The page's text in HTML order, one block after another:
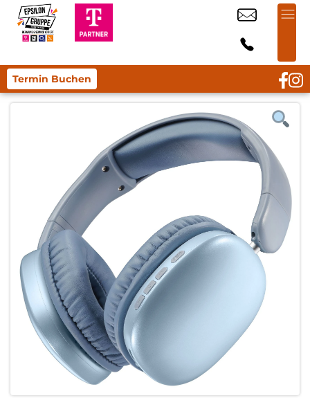
Termin Buchen